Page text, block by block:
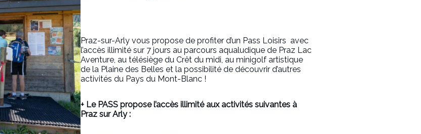
Praz-sur-Arly vous propose de profiter d’un Pass Loisirs avec
l’accès illimité sur 7 jours au parcours aqualudique de Praz Lac
Aventure, au télésiège du Crêt du midi, au minigolf artistique
de la Plaine des Belles et la possibilité de découvrir d’autres
activités du Pays du Mont-Blanc !
+ Le PASS propose l’accès illimité aux activités suivantes à
Praz sur Arly :